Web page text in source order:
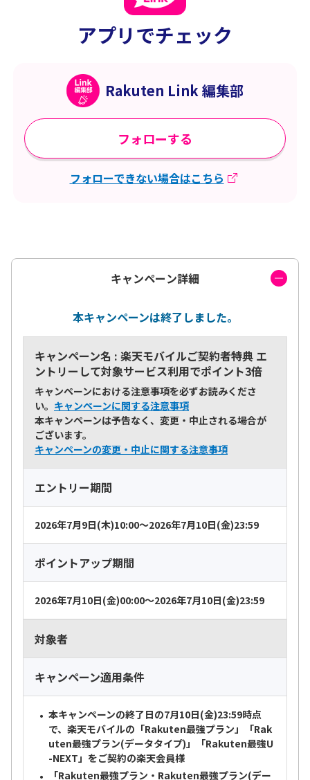
アプリでチェック
Rakuten Link 編集部
フォローする
フォローできない場合はこちら
キャンペーン詳細
本キャンペーンは終了しました。
キャンペーン名 : 楽天モバイルご契約者特典 エ
ントリーして対象サービス利用でポイント3倍
キャンペーンにおける注意事項を必ずお読みくださ
い。 キャンペーンに関する注意事項
本キャンペーンは予告なく、変更・中止される場合が
ございます。
キャンペーンの変更・中止に関する注意事項
エントリー期間
2026年7月9日(木)10:00～2026年7月10日(金)23:59
ポイントアップ期間
2026年7月10日(金)00:00～2026年7月10日(金)23:59
対象者
キャンペーン適用条件
本キャンペーンの終了日の7月10日(金)23:59時点
で、楽天モバイルの「Rakuten最強プラン」「Rak
uten最強プラン(データタイプ)」「Rakuten最強U
-NEXT」をご契約の楽天会員様
「Rakuten最強プラン・Rakuten最強プラン(デー